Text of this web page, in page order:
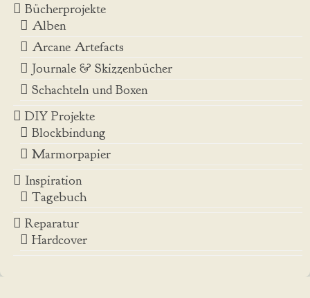
Bücherprojekte
Alben
Arcane Artefacts
Journale & Skizzenbücher
Schachteln und Boxen
DIY Projekte
Blockbindung
Marmorpapier
Inspiration
Tagebuch
Reparatur
Hardcover